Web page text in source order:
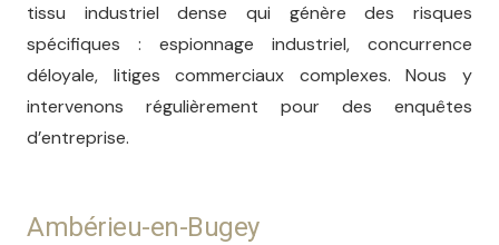
tissu industriel dense qui génère des risques
spécifiques : espionnage industriel, concurrence
déloyale, litiges commerciaux complexes. Nous y
intervenons régulièrement pour des enquêtes
d’entreprise.
Ambérieu-en-Bugey